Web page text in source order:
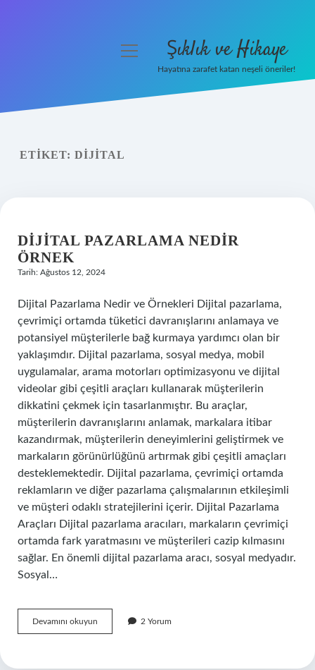
Yasal Uyarı
menüyü
Şıklık ve Hikaye
Hayatına zarafet katan neşeli öneriler!
ETIKET: DIJITAL
DIJITAL PAZARLAMA NEDIR
ÖRNEK
Tarih: Ağustos 12, 2024
Dijital Pazarlama Nedir ve Örnekleri Dijital pazarlama,
çevrimiçi ortamda tüketici davranışlarını anlamaya ve
potansiyel müşterilerle bağ kurmaya yardımcı olan bir
yaklaşımdır. Dijital pazarlama, sosyal medya, mobil
uygulamalar, arama motorları optimizasyonu ve dijital
videolar gibi çeşitli araçları kullanarak müşterilerin
dikkatini çekmek için tasarlanmıştır. Bu araçlar,
müşterilerin davranışlarını anlamak, markalara itibar
kazandırmak, müşterilerin deneyimlerini geliştirmek ve
markaların görünürlüğünü artırmak gibi çeşitli amaçları
desteklemektedir. Dijital pazarlama, çevrimiçi ortamda
reklamların ve diğer pazarlama çalışmalarının etkileşimli
ve müşteri odaklı stratejilerini içerir. Dijital Pazarlama
Araçları Dijital pazarlama aracıları, markaların çevrimiçi
ortamda fark yaratmasını ve müşterileri cazip kılmasını
sağlar. En önemli dijital pazarlama aracı, sosyal medyadır.
Sosyal…
Devamını okuyun
pazarlama
2 Yorum